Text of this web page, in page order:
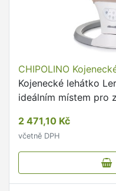
CHIPOLINO
Kojenecké lehátko
ideálním místem pro
2 471,10 Kč
včetně DPH